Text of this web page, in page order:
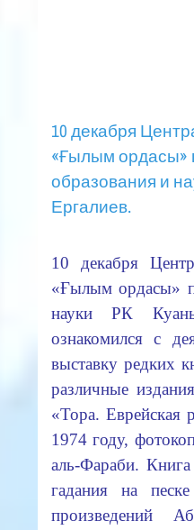
10 декабря
«Ғылым ордасы»
образования и
Ергалиев.
10 декабря
«Ғылым ордасы»
науки РК
ознакомился с
выставку редких
различные
«Тора. Еврейская
1974 году,
аль-Фараби.
гадания на
произведений